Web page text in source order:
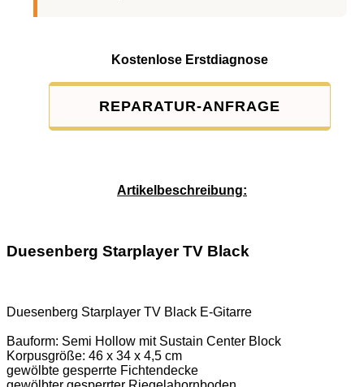
Kostenlose Erstdiagnose
REPARATUR-ANFRAGE
Artikelbeschreibung:
Duesenberg Starplayer TV Black
Duesenberg Starplayer TV Black E-Gitarre
Bauform: Semi Hollow mit Sustain Center Block
Korpusgröße: 46 x 34 x 4,5 cm
gewölbte gesperrte Fichtendecke